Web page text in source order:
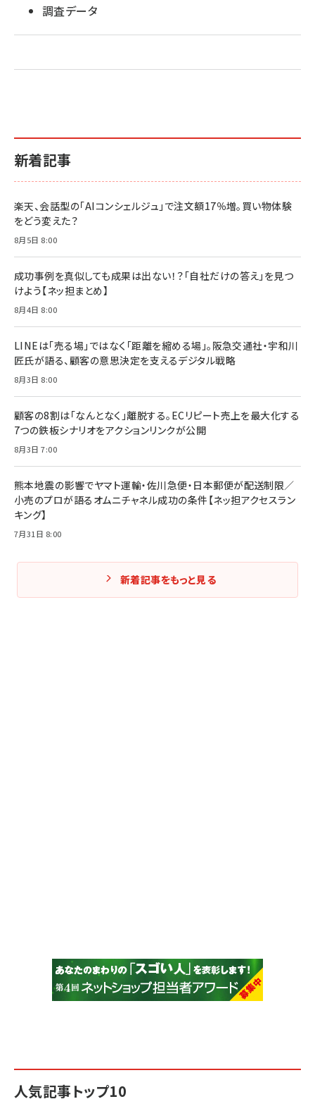
調査データ
人気記事トップ10
新着記事
楽天、会話型の「AIコンシェルジュ」で注文額17％増。買い物体験
をどう変えた？
8月5日 8:00
成功事例を真似しても成果は出ない！？「自社だけの答え」を見つ
けよう【ネッ担まとめ】
8月4日 8:00
LINEは「売る場」ではなく「距離を縮める場」。阪急交通社・宇和川
匠氏が語る、顧客の意思決定を支えるデジタル戦略
8月3日 8:00
顧客の8割は「なんとなく」離脱する。ECリピート売上を最大化する
7つの鉄板シナリオをアクションリンクが公開
8月3日 7:00
熊本地震の影響でヤマト運輸・佐川急便・日本郵便が配送制限／
小売のプロが語るオムニチャネル成功の条件【ネッ担アクセスラン
キング】
7月31日 8:00
新着記事をもっと見る